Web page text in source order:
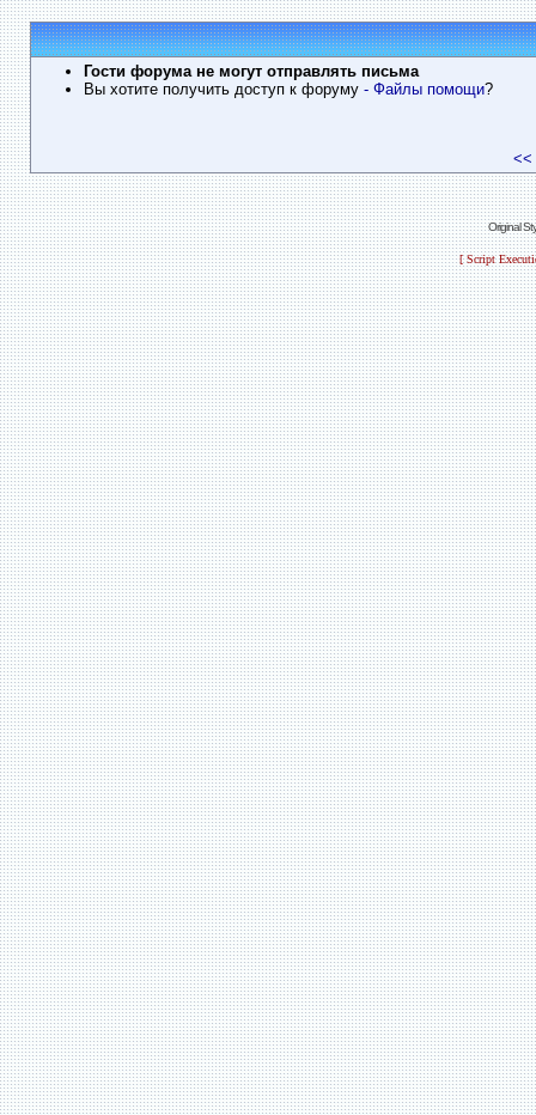
Гости форума не могут отправлять письма
Вы хотите получить доступ к форуму - Файлы помощи?
<<
Original
[ Script